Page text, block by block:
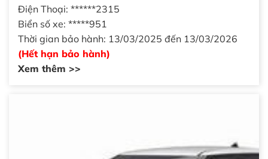
Điện Thoại: ******2315
Biển số xe: *****951
Thời gian bảo hành: 13/03/2025 đến 13/03/2026
(Hết hạn bảo hành)
Xem thêm >>